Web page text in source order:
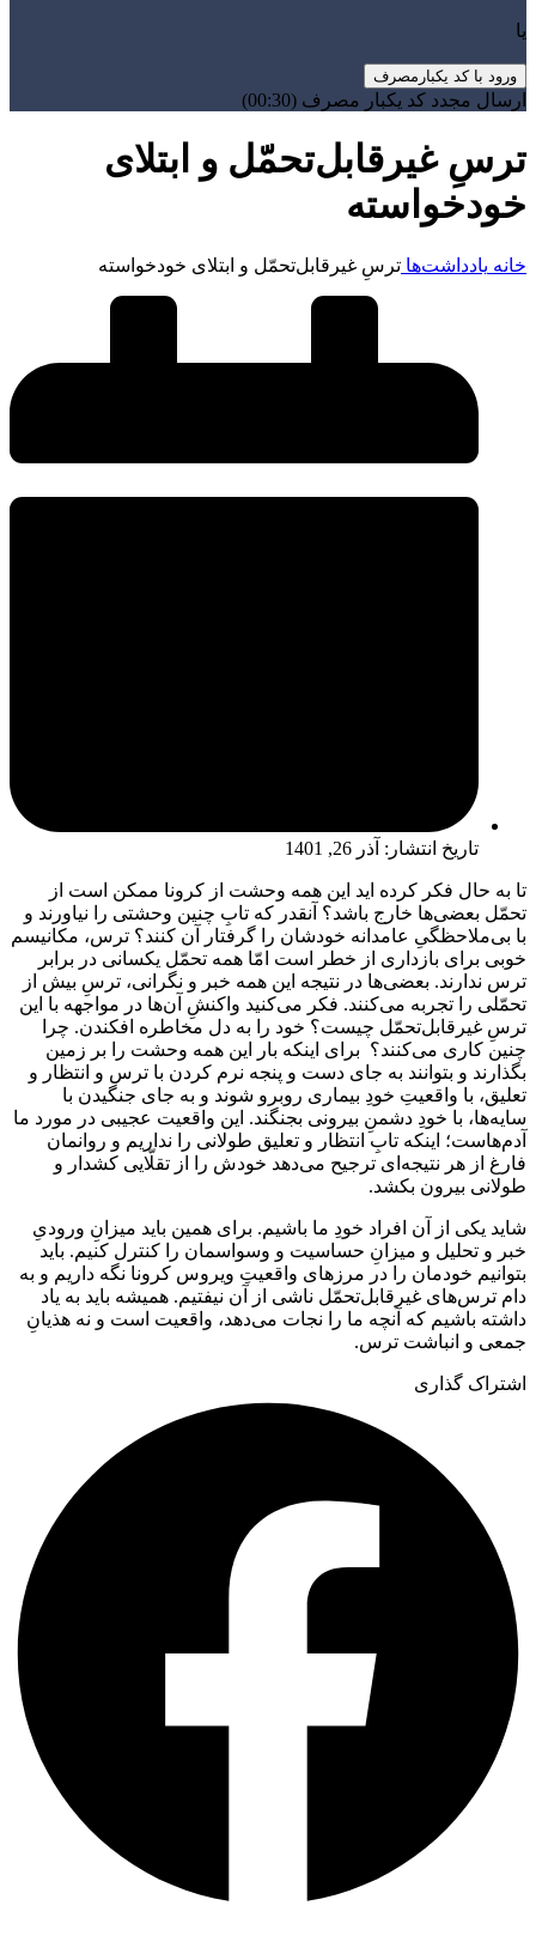
یا
ورود با کد یکبارمصرف
ارسال مجدد کد یکبار مصرف (00:
30
)
ترسِ غیرقابل‌تحمّل و ابتلای
خودخواسته
خانه یادداشت‌ها ترسِ غیرقابل‌تحمّل و ابتلای خودخواسته
تاریخ انتشار: آذر 26, 1401
تا به حال فکر کرده اید این همه وحشت از کرونا ممکن است از
تحمّل بعضی‌ها خارج باشد؟ آنقدر که تابِ چنین وحشتی را نیاورند و
با بی‌ملاحظگیِ عامدانه خودشان را گرفتار آن کنند؟ ترس، مکانیسم
خوبی برای بازداری از خطر است امّا همه تحمّل یکسانی در برابر
ترس ندارند. بعضی‌‌ها در نتیجه این همه خبر و نگرانی، ترسِ بیش از
تحمّلی را تجربه می‌کنند. فکر می‌کنید واکنشِ آن‌‌ها در مواجهه با این
ترسِ غیرقابل‌تحمّل چیست؟ خود را به دل مخاطره افکندن. چرا
چنین کاری می‌کنند؟ برای اینکه بار این همه وحشت را بر زمین
بگذارند و بتوانند به جای دست و پنجه نرم کردن با ترس و انتظار و
تعلیق، با واقعیتِ خودِ بیماری روبرو شوند و به جای جنگیدن با
سایه‌‌ها، با خودِ دشمنِ بیرونی بجنگند. این واقعیت عجیبی در مورد ما
آدم‌هاست؛ اینکه تابِ انتظار و تعلیق طولانی را نداریم و روانمان
فارغ از هر نتیجه‌ای ترجیح می‌دهد خودش را از تقلّایی کشدار و
طولانی بیرون بکشد.
شاید یکی از آن افراد خودِ ما باشیم. برای همین باید میزانِ ورودیِ
خبر و تحلیل و میزانِ حساسیت و وسواسمان را کنترل کنیم. باید
بتوانیم خودمان را در مرزهای واقعیتِ ویروس کرونا نگه داریم و به
دام ترس‌های غیرقابل‌تحمّل ناشی از آن نیفتیم. همیشه باید به یاد
داشته باشیم که آنچه ما را نجات می‌دهد، واقعیت است و نه هذیانِ
جمعی و انباشت ترس.
اشتراک گذاری